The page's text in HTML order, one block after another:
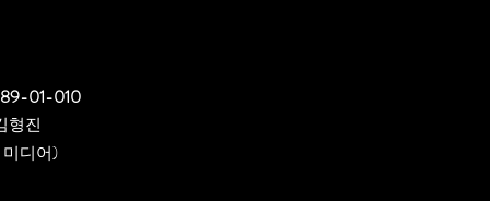
01-010
형진
디어)